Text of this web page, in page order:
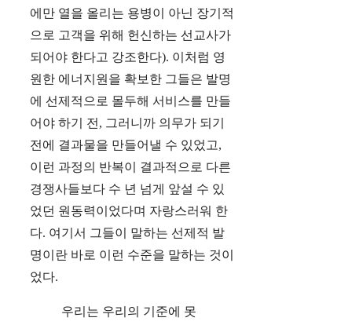
에만 열을 올리는 용병이 아닌 장기적
으로 고객을 위해 헌신하는 선교사가
되어야 한다고 강조한다). 이처럼 영
원한 에너지원을 확보한 그들은 발명
에 선제적으로 몰두해 서비스를 만들
어야 하기 전, 그러니까 의무가 되기
전에 결과물을 만들어낼 수 있었고,
이런 과정의 반복이 결과적으로 다른
경쟁사들보다 수 년 넘게 앞설 수 있
었던 원동력이었다며 자랑스러워 한
다. 여기서 그들이 말하는 선제적 발
명이란 바로 이런 수준을 말하는 것이
었다.
우리는 우리의 기준에 못